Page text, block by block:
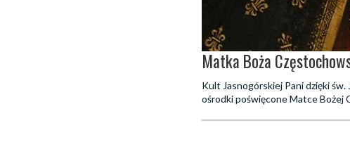
Matka Boża
Kult Jasnogórskiej Pani dzięki
ośrodki poświęcone Matce Bożej